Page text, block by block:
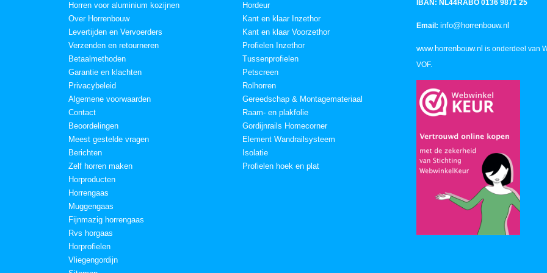
Horren voor aluminium kozijnen
Over Horrenbouw
Levertijden en Vervoerders
Verzenden en retourneren
Betaalmethoden
Garantie en klachten
Privacybeleid
Algemene voorwaarden
Contact
Beoordelingen
Meest gestelde vragen
Berichten
Zelf horren maken
Horproducten
Horrengaas
Muggengaas
Fijnmazig horrengaas
Rvs horgaas
Horprofielen
Vliegengordijn
Hordeur
Kant en klaar Inzethor
Kant en klaar Voorzethor
Profielen Inzethor
Tussenprofielen
Petscreen
Rolhorren
Gereedschap & Montagemateriaal
Raam- en plakfolie
Gordijnrails Homecorner
Element Wandrailsysteem
Isolatie
Profielen hoek en plat
IBAN: NL44RABO 0136 9871 25
Email: info@horrenbouw.nl
www.horrenbouw.nl is onderdeel van
VOF.